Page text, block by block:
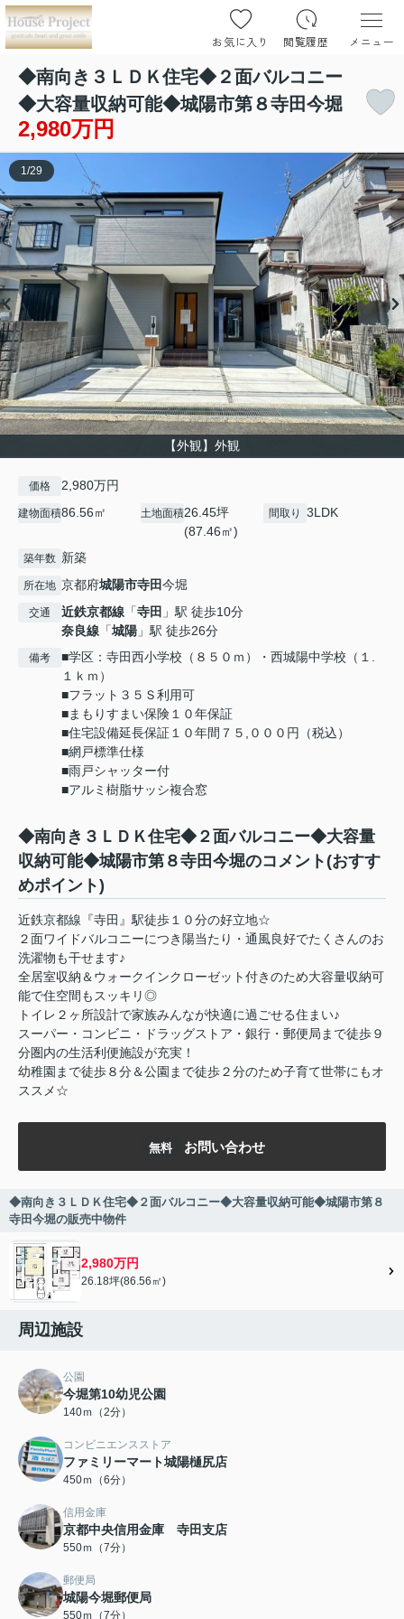
お気に入り 閲覧履歴 メニュー
◆南向き３ＬＤＫ住宅◆２面バルコニー
◆大容量収納可能◆城陽市第８寺田今堀
2,980万円
【外観】外観
1 /29
価格 2,980万円
建物面積86.56㎡ 土地面積26.45坪
(87.46㎡)
間取り 3LDK
築年数 新築
所在地 京都府城陽市寺田今堀
交通 近鉄京都線 「寺田 」駅 徒歩10分
奈良線 「城陽 」駅 徒歩26分
備考
■学区：寺田西小学校（８５０ｍ）・西城陽中学校（１.
１ｋｍ）
■フラット３５Ｓ利用可
■まもりすまい保険１０年保証
■住宅設備延長保証１０年間７５,０００円（税込）
■網戸標準仕様
■雨戸シャッター付
■アルミ樹脂サッシ複合窓
◆南向き３ＬＤＫ住宅◆２面バルコニー◆大容量
収納可能◆城陽市第８寺田今堀のコメント(おすす
めポイント)
近鉄京都線『寺田』駅徒歩１０分の好立地☆
２面ワイドバルコニーにつき陽当たり・通風良好でたくさんのお
洗濯物も干せます♪
全居室収納＆ウォークインクローゼット付きのため大容量収納可
能で住空間もスッキリ◎
トイレ２ヶ所設計で家族みんなが快適に過ごせる住まい♪
スーパー・コンビニ・ドラッグストア・銀行・郵便局まで徒歩９
分圏内の生活利便施設が充実！
幼稚園まで徒歩８分＆公園まで徒歩２分のため子育て世帯にもオ
ススメ☆
無料 お問い合わせ
◆南向き３ＬＤＫ住宅◆２面バルコニー◆大容量収納可能◆城陽市第８
寺田今堀の販売中物件
2,980万円
26.18坪(86.56㎡)
周辺施設
公園
今堀第10幼児公園
140ｍ（2分）
コンビニエンスストア
ファミリーマート城陽樋尻店
450ｍ（6分）
信用金庫
京都中央信用金庫 寺田支店
550ｍ（7分）
郵便局
城陽今堀郵便局
550ｍ（7分）